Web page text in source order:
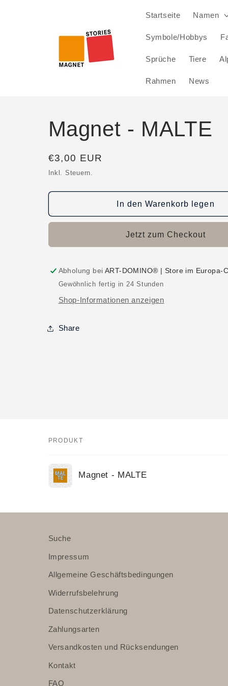
Startseite Namen
Symbole/Hobbys
Sprüche Tiere
Rahmen News
Magnet - MALTE
Normaler
Preis
€3,00 EUR
Inkl. Steuern.
In den Warenkorb legen
Jetzt zum Checkout
Abholung bei ART-DOMINO® | Store im Europa-
Gewöhnlich fertig in 24 Stunden
Shop-Informationen anzeigen
Share
Dein
Warenkorb
PRODUKT
Magnet - MALTE
Suche
Impressum
Allgemeine Geschäftsbedingungen
Widerrufsbelehrung
Datenschutzerklärung
Zahlungsarten
Versandkosten und Rücksendungen
Kontakt
FAQ